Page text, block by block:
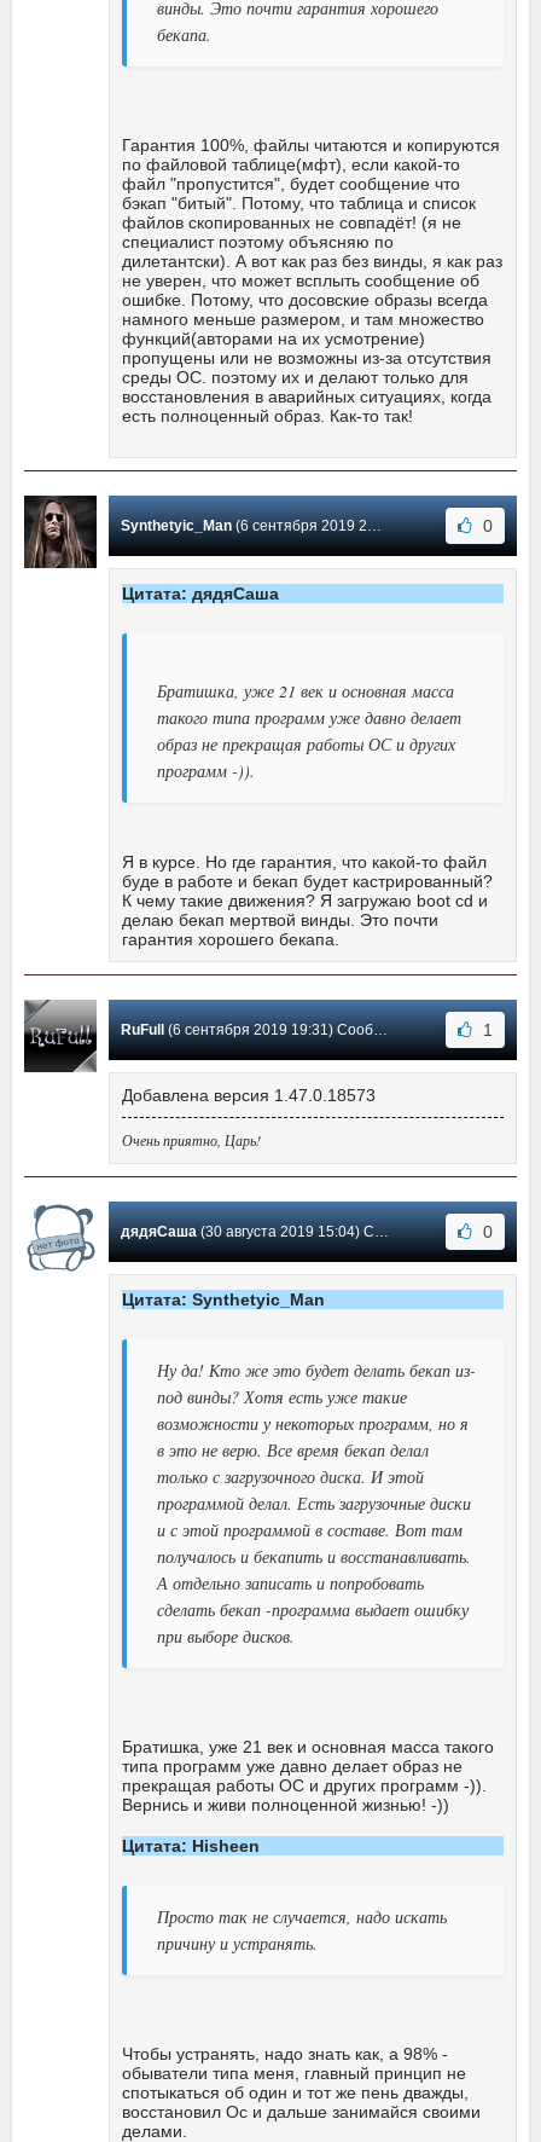
винды. Это почти гарантия хорошего
бекапа.
Гарантия 100%, файлы читаются и копируются
по файловой таблице(мфт), если какой-то
файл "пропустится", будет сообщение что
бэкап "битый". Потому, что таблица и список
файлов скопированных не совпадёт! (я не
специалист поэтому объясняю по
дилетантски). А вот как раз без винды, я как раз
не уверен, что может всплыть сообщение об
ошибке. Потому, что досовские образы всегда
намного меньше размером, и там множество
функций(авторами на их усмотрение)
пропущены или не возможны из-за отсутствия
среды ОС. поэтому их и делают только для
восстановления в аварийных ситуациях, когда
есть полноценный образ. Как-то так!
Synthetyic_Man(6 сентября 2019 20:42) Сообщение #277 0
Цитата: дядяСаша
Братишка, уже 21 век и основная масса
такого типа программ уже давно делает
образ не прекращая работы ОС и других
программ -)).
Я в курсе. Но где гарантия, что какой-то файл
буде в работе и бекап будет кастрированный?
К чему такие движения? Я загружаю boot cd и
делаю бекап мертвой винды. Это почти
гарантия хорошего бекапа.
RuFull (6 сентября 2019 19:31) Сообщение #276 1
Добавлена версия 1.47.0.18573
Очень приятно, Царь!
дядяСаша(30 августа 2019 15:04) Сообщение #275 0
Цитата: Synthetyic_Man
Ну да! Кто же это будет делать бекап из-
под винды? Хотя есть уже такие
возможности у некоторых программ, но я
в это не верю. Все время бекап делал
только с загрузочного диска. И этой
программой делал. Есть загрузочные диски
и с этой программой в составе. Вот там
получалось и бекапить и восстанавливать.
А отдельно записать и попробовать
сделать бекап -программа выдает ошибку
при выборе дисков.
Братишка, уже 21 век и основная масса такого
типа программ уже давно делает образ не
прекращая работы ОС и других программ -)).
Вернись и живи полноценной жизнью! -))
Цитата: Hisheen
Просто так не случается, надо искать
причину и устранять.
Чтобы устранять, надо знать как, а 98% -
обыватели типа меня, главный принцип не
спотыкаться об один и тот же пень дважды,
восстановил Ос и дальше занимайся своими
делами.